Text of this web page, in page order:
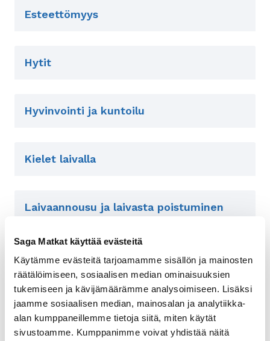
Saga Matkat käyttää evästeitä
Käytämme evästeitä tarjoamamme sisällön ja mainosten
räätälöimiseen, sosiaalisen median ominaisuuksien
tukemiseen ja kävijämäärämme analysoimiseen. Lisäksi
jaamme sosiaalisen median, mainosalan ja analytiikka-
alan kumppaneillemme tietoja siitä, miten käytät
sivustoamme. Kumppanimme voivat yhdistää näitä
Esteettömyys
Hytit
Hyvinvointi ja kuntoilu
Kielet laivalla
Laivaannousu ja laivasta poistuminen
Lääkintäpalvelut ja terveys
Matkatavaroiden kuljetus